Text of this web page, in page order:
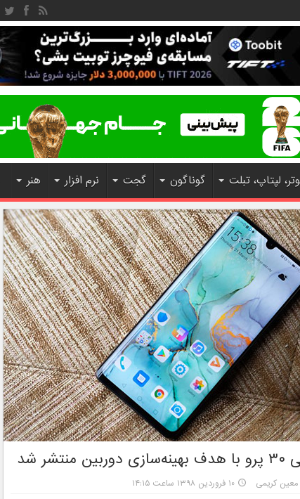
لپتاپ، تبلت گوناگون گجت نرم افزار هنر
شد
کریمی ۱۰ فروردین ۱۳۹۸ ساعت ۱۴:۱۵